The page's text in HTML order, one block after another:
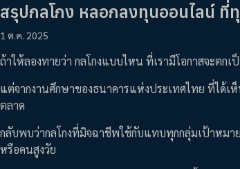
สรุปกลโกง หลอกลงทุนออนไลน์ ที่
1 ต.ค. 2025
ถ้าให้ลองทายว่า กลโกงแบบไหน ที่เรามีโอกาสจะต
แต่จากงานศึกษาของธนาคารแห่งประเทศไทย ที่ได้เ
ตลาด
กลับพบว่ากลโกงที่มิจฉาชีพใช้กับแทบทุกกลุ่มเป้าหมา
หรือคนสูงวัย